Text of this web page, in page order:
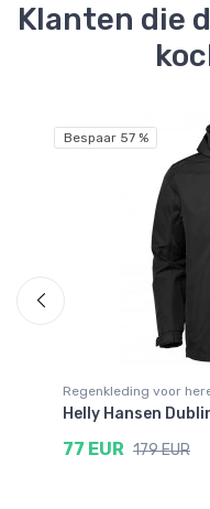
Klanten die
Bespaar 57 %
Regenkleding voor
Helly Hansen
77 EUR 179 EUR